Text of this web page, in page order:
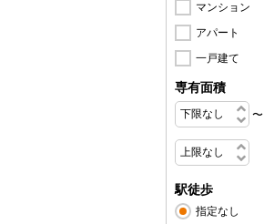
マンション
アパート
一戸建て
専有面積
〜
駅徒歩
指定なし